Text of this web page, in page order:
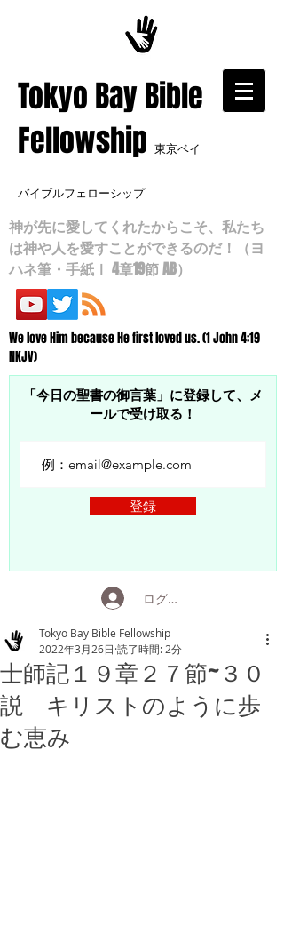
​Tokyo Bay Bible
Fellowship 東京ベイ
バイブルフェローシップ
神が先に愛してくれたからこそ、私たち
は神や人を愛すことができるのだ！（ヨ
ハネ筆・手紙Ⅰ 4章19節 AB）
We love Him because He first loved us. (1 John 4:19
NKJV)
「今日の聖書の御言葉」に登録して、メ
ールで受け取る！
登録
ログイン
士師記１９章２７節~３０
説 キリストのように歩
む恵み
Tokyo Bay Bible Fellowship
2022年3月26日 読了時間: 2分